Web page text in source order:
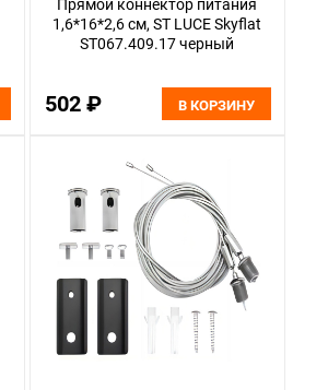
Прямой коннектор питания
1,6*16*2,6 см, ST LUCE Skyflat
ST067.409.17 черный
502 ₽ В КОРЗИНУ